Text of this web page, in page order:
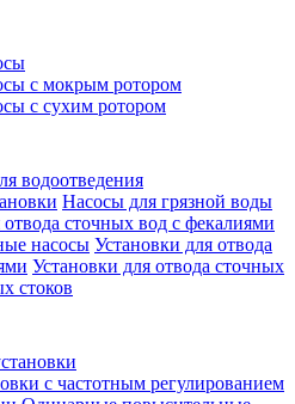
с мокрым ротором
с сухим ротором
водоотведения
Насосы для грязной воды
сточных вод c фекалиями
насосы Установки для отвода
Установки для отвода сточных
стоков
с частотным регулированием